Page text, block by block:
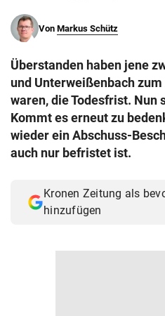
Von Markus Schütz
Überstanden haben jene
und Unterweißenbach
waren, die Todesfrist. Nun
Kommt es erneut zu
wieder ein Abschuss-
auch nur befristet ist.
Kronen Zeitung als
hinzufügen